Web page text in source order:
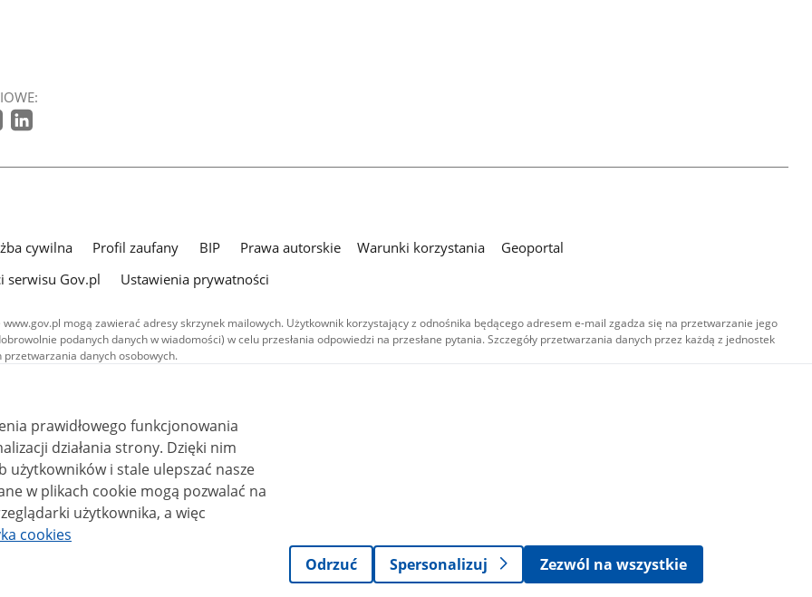
cywilna Profil zaufany BIP Prawa autorskie Warunki korzystania
Geoportal
serwisu Gov.pl
Ustawienia prywatności
mogą zawierać adresy skrzynek mailowych. Użytkownik korzystający z odnośnika będącego adresem e-mail zgadza się na przetwarzanie jego
podanych danych w wiadomości) w celu przesłania odpowiedzi na przesłane pytania. Szczegóły przetwarzania danych przez każdą z jednostek
danych osobowych.
publikowane w serwisie (z wyłączeniem treści audiowizualnych), są
licencji typu Creative Commons: uznanie autorstwa - na tych samych
(CC BY-SA 4.0). Materiały audiowizualne, w tym zdjęcia, materiały audio i wideo,
na licencji typu Creative Commons: uznanie autorstwa użycie niekomercyjne -
4.0 (CC BY-NC-ND 4.0), o ile nie jest to stwierdzone inaczej.
prawidłowego funkcjonowania
strony. Dzięki nim
i stale ulepszać nasze
użytkownika, a więc
cookies
Odrzuć
Spersonalizuj Zezwól na wszystkie